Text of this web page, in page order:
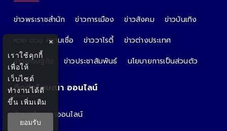
ข่าวพระราชสำนัก ข่าวการเมือง ข่าวสังคม
ข่าวบันเทิง
หวย ดวง ความเชื่อ
ข่าววาไรตี้
ข่าวต่างประเทศ
ข่าวเศรษฐกิจ
ข่าวประชาสัมพันธ์ นโยบายการเป็นส่วนตัว
ติดต่อโฆษณา ออนไลน์
ติดต่อโฆษณาออนไลน์
คุณอ้อ
×
เราใช้คุกกี้
เพื่อให้
เว็บไซต์
ทำงานได้ดี
ขึ้น เพิ่มเติม
ยอมรับ